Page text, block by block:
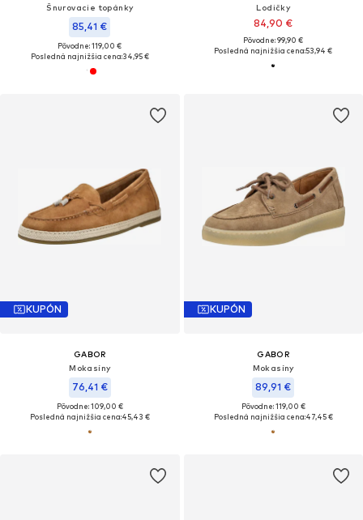
Šnurovacie topánky
85,41 €
Pôvodne: 119,00 €
Posledná najnižšia cena:34,95 €
Lodičky
84,90 €
Pôvodne: 99,90 €
Posledná najnižšia cena:53,94 €
KUPÓN
GABOR
Mokasíny
76,41 €
Pôvodne: 109,00 €
Posledná najnižšia cena:45,43 €
KUPÓN
GABOR
Mokasíny
89,91 €
Pôvodne: 119,00 €
Posledná najnižšia cena:47,45 €